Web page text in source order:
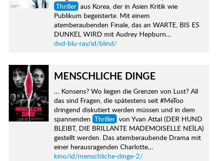
Thriller aus Korea, der in Asien Kritik wie
Publikum begeisterte. Mit einem
atemberaubenden Finale, das an WARTE, BIS ES
DUNKEL WIRD mit Audrey Hepburn…
dvd-blu-ray/id/blind/
MENSCHLICHE DINGE
… Konsens? Wo liegen die Grenzen von Lust? All
das sind Fragen, die spätestens seit #MeToo
dringend diskutiert werden müssen und in dem
spannenden Thriller von Yvan Attal (DER HUND
BLEIBT, DIE BRILLANTE MADEMOISELLE NEÏLA)
gestellt werden. Das atemberaubende Drama mit
einer herausragenden Charlotte…
kino/id/menschliche-dinge-2/